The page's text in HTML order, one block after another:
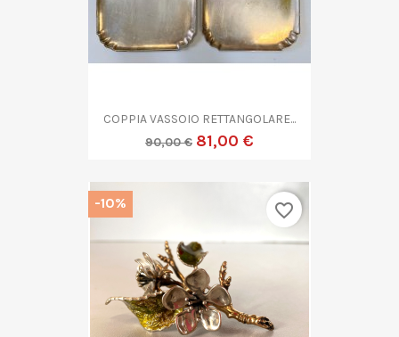
COPPIA VASSOIO RETTANGOLARE...
90,00 € 81,00 €
-10% favorite_border